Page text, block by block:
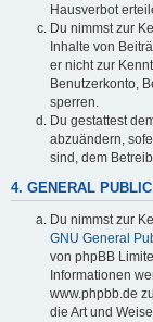
Hausverbot
Du nimmst zur
Inhalte von
er nicht zur
Benutzerkonto,
sperren.
Du gestattest
abzuändern,
sind, dem
4. GENERAL
Du nimmst zur
GNU General
von phpBB
Informationen
www.phpbb.de
die Art und